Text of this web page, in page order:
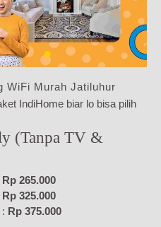
WiFi Murah Jatiluhur
IndiHome biar lo bisa pilih
(Tanpa TV &
Rp 265.000
Rp 325.000
Rp 375.000